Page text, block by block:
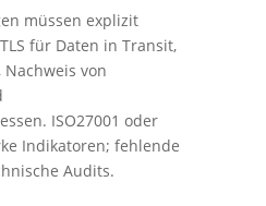
müssen explizit
für Daten in Transit,
von
ISO27001 oder
Indikatoren; fehlende
Audits.